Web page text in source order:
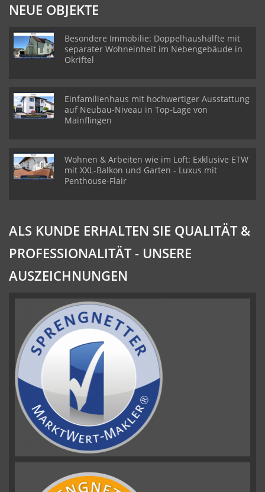
NEUE OBJEKTE
Besondere Immobilie: Doppelhaushälfte mit
separater Wohneinheit im Nebengebäude in
Okriftel
Einfamilienhaus mit hochwertiger Ausstattung
auf Neubau-Niveau in Top-Lage von
Mainflingen
Wohnen & Arbeiten wie im Loft: Exklusive ETW
mit XXL-Balkon und Garten - Luxus mit
Penthouse-Flair
ALS KUNDE ERHALTEN SIE QUALITÄT &
PROFESSIONALITÄT - UNSERE
AUSZEICHNUNGEN